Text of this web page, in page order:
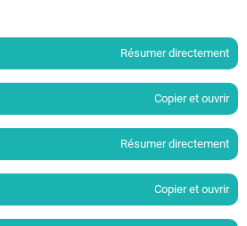
Résumer directement
Copier et ouvrir
Résumer directement
Copier et ouvrir